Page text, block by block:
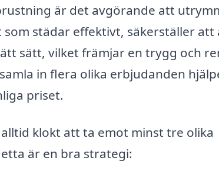
är det avgörande att
städar effektivt, säkerställer att
sätt, vilket främjar en trygg och
in flera olika erbjudanden
priset.
klokt att ta emot minst tre olika
är en bra strategi: